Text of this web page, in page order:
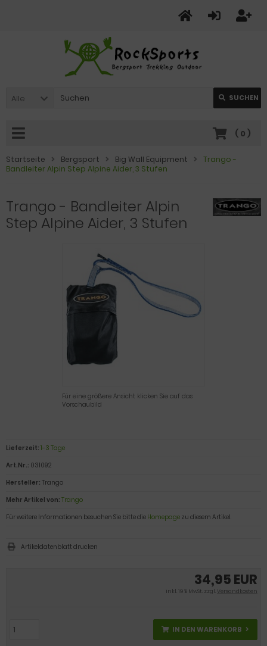
Alle SUCHEN
( 0 )
Startseite Bergsport Big Wall Equipment
Trango -
Bandleiter Alpin Step Alpine Aider, 3 Stufen
Trango - Bandleiter Alpin
Step Alpine Aider, 3 Stufen
Für eine größere Ansicht klicken Sie auf das
Vorschaubild
34,95 EUR
inkl. 19 % MwSt. zzgl.Versandkosten
IN DEN WARENKORB
Lieferzeit: 1-3 Tage
Art.Nr.: 031092
Hersteller: Trango
Mehr Artikel von: Trango
Für weitere Informationen besuchen Sie bitte die Homepage zu diesem Artikel.
Artikeldatenblatt drucken